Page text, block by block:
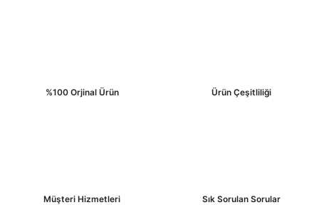
%100 Orjinal Ürün Ürün Çeşitliliği
Müşteri Hizmetleri Sık Sorulan Sorular